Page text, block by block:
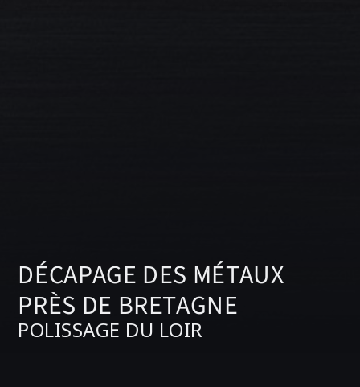
DÉCAPAGE DES MÉTAUX
PRÈS DE BRETAGNE
POLISSAGE DU LOIR